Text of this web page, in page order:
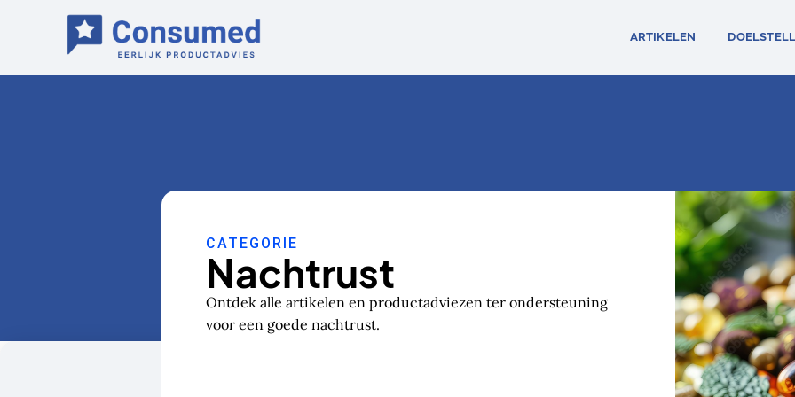
inhoud
ARTIKELEN
CATEGORIE
Nachtrust
Ontdek alle artikelen en productadviezen ter ondersteuning
voor een goede nachtrust.